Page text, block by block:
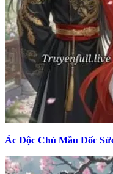
Ác Độc Chủ Mẫu Dốc